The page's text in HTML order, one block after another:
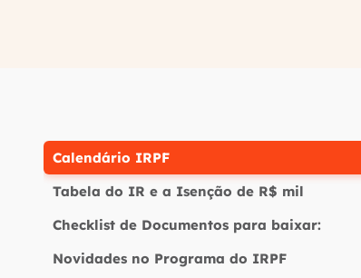
Calendário IRPF
Tabela do IR e a Isenção de R$ mil
Checklist de Documentos para baixar:
Novidades no Programa do IRPF